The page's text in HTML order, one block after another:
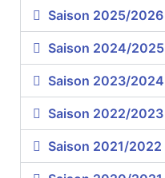
Saison 2025/2026
Saison 2024/2025
Saison 2023/2024
Saison 2022/2023
Saison 2021/2022